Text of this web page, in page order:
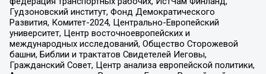
Гудзоновский институт, Фонд Демократического
Развития, Комитет-2024, Центрально-Европейский
университет, Центр восточноевропейских и
международных исследований, Общество Сторожевой
башни, Библии и трактатов Свидетелей Иеговы,
Гражданский Совет, Центр анализа европейской политики,